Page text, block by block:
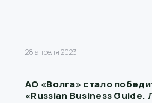
28 апреля 2023
АО «Волга» стало
«Russian Business Guide.